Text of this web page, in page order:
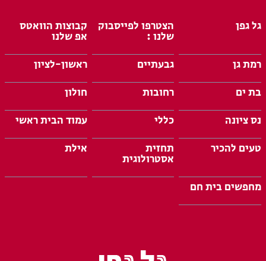
גל גפן הצטרפו לפייסבוק
שלנו :
קבוצות הוואטס
אפ שלנו
רמת גן
גבעתיים
ראשון-לציון
בת ים
רחובות
חולון
נס ציונה
כללי
עמוד הבית ראשי
טעים להכיר
תחזית
אסטרולוגית
אילת
מחפשים בית חם